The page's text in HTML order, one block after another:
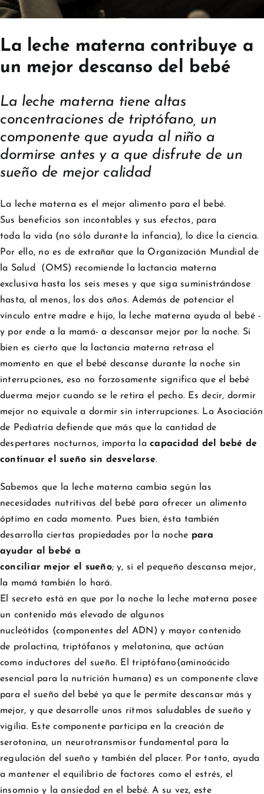
La leche materna contribuye a
un mejor descanso del bebé
La leche materna tiene altas
concentraciones de triptófano, un
componente que ayuda al niño a
dormirse antes y a que disfrute de un
sueño de mejor calidad
La leche materna es el mejor alimento para el bebé.
Sus beneficios son incontables y sus efectos, para
toda la vida (no sólo durante la infancia), lo dice la ciencia.
Por ello, no es de extrañar que la Organización Mundial de
la Salud (OMS) recomiende la lactancia materna
exclusiva hasta los seis meses y que siga suministrándose
hasta, al menos, los dos años. Además de potenciar el
vínculo entre madre e hijo, la leche materna ayuda al bebé -
y por ende a la mamá- a descansar mejor por la noche. Si
bien es cierto que la lactancia materna retrasa el
momento en que el bebé descanse durante la noche sin
interrupciones, eso no forzosamente significa que el bebé
duerma mejor cuando se le retira el pecho. Es decir, dormir
mejor no equivale a dormir sin interrupciones. La Asociación
de Pediatría defiende que más que la cantidad de
despertares nocturnos, importa lacapacidad del bebé de
continuar el sueño sin desvelarse.
Sabemos que la leche materna cambia según las
necesidades nutritivas del bebé para ofrecer un alimento
óptimo en cada momento. Pues bien, ésta también
desarrolla ciertas propiedades por la noche para
ayudar al bebé a
conciliar mejor el sueño; y, si el pequeño descansa mejor,
la mamá también lo hará.
El secreto está en que por la noche la leche materna posee
un contenido más elevado de algunos
nucleótidos (componentes del ADN) y mayor contenido
de prolactina, triptófanos y melatonina, que actúan
como inductores del sueño. El triptófano(aminoácido
esencial para la nutrición humana) es un componente clave
para el sueño del bebé ya que le permite descansar más y
mejor, y que desarrolle unos ritmos saludables de sueño y
vigilia. Este componente participa en la creación de
serotonina, un neurotransmisor fundamental para la
regulación del sueño y también del placer. Por tanto, ayuda
a mantener el equilibrio de factores como el estrés, el
insomnio y la ansiedad en el bebé. A su vez, este